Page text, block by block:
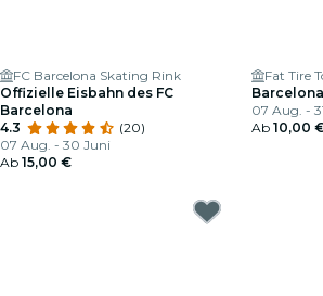
FC Barcelona Skating Rink
Offizielle Eisbahn des FC
Barcelona
4.3
(20)
07 Aug. - 30 Juni
Ab 15,00 €
Fat Tire
07 Aug. -
Ab 10,00